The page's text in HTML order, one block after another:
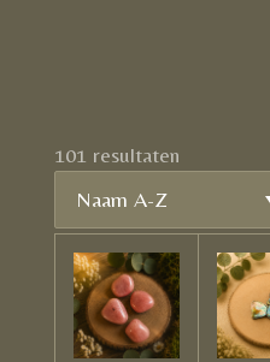
101 resultaten